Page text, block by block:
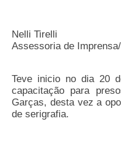
Tabela Salarial do
Filie-se
Notícias Gerais
Nelli Tirelli
Assessoria de
Teve inicio no dia 20
capacitação para
Garças, desta vez a
de serigrafia.